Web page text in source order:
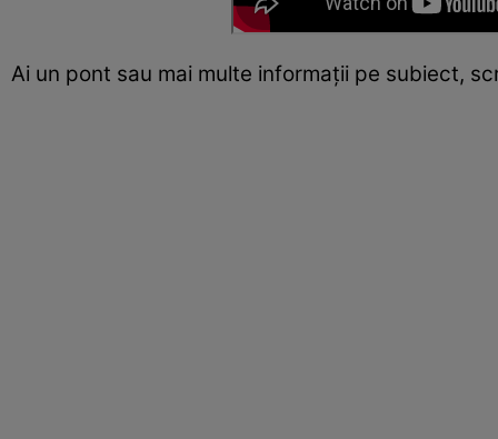
Ai un pont sau mai multe informații pe subiect,